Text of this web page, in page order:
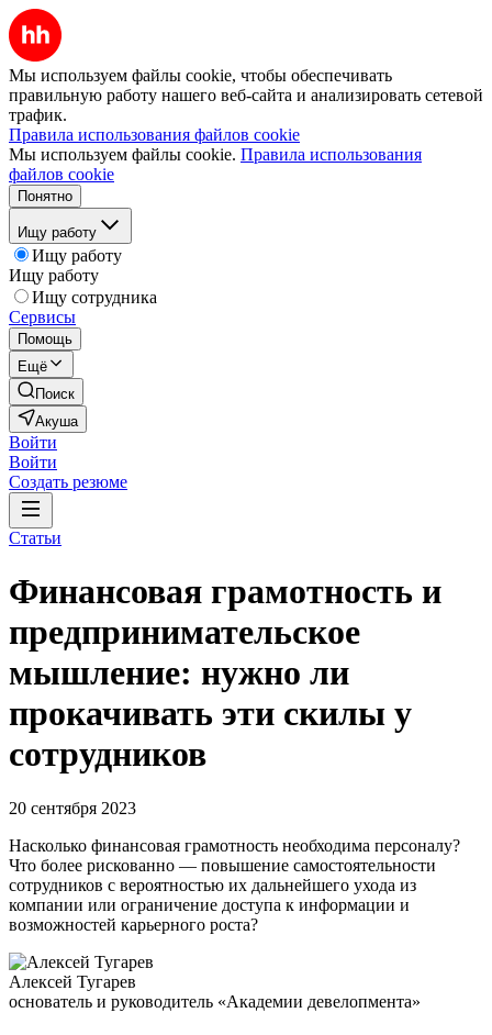
Мы используем файлы cookie, чтобы обеспечивать
правильную работу нашего веб-сайта и анализировать сетевой
трафик.
Правила использования файлов cookie
Мы используем файлы cookie. Правила использования
файлов cookie
Понятно
Ищу работу
Ищу работу
Ищу работу
Ищу сотрудника
Сервисы
Помощь
Ещё
Поиск
Акуша
Войти
Войти
Создать резюме
Статьи
Финансовая грамотность и
предпринимательское
мышление: нужно ли
прокачивать эти скилы у
сотрудников
20 сентября 2023
Насколько финансовая грамотность необходима персоналу?
Что более рискованно — повышение самостоятельности
сотрудников с вероятностью их дальнейшего ухода из
компании или ограничение доступа к информации и
возможностей карьерного роста?
Алексей Тугарев
основатель и руководитель «Академии девелопмента»